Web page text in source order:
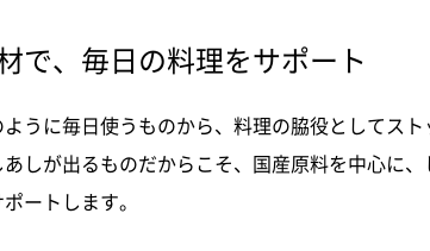
で、毎日の料理をサポート
うに毎日使うものから、料理の脇役としてスト
あしが出るものだからこそ、国産原料を中心に
ートします。